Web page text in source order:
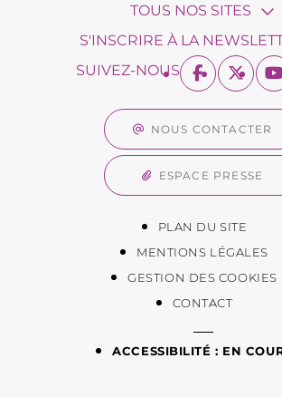
TOUS NOS SITES
S'INSCRIRE À LA
SUIVEZ-NOUS
NOUS CONTACTER
ESPACE PRESSE
PLAN DU SITE
MENTIONS LÉGALES
GESTION DES COOKIES
CONTACT
ACCESSIBILITÉ : EN